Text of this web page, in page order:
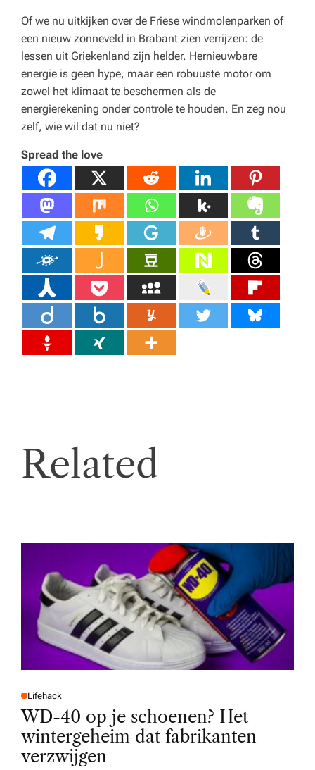
Of we nu uitkijken over de Friese windmolenparken of
een nieuw zonneveld in Brabant zien verrijzen: de
lessen uit Griekenland zijn helder. Hernieuwbare
energie is geen hype, maar een robuuste motor om
zowel het klimaat te beschermen als de
energierekening onder controle te houden. En zeg nou
zelf, wie wil dat nu niet?
Spread the love
Related
P
O
S
E
D
I
N
Lifehack
WD-40 op je schoenen? Het
wintergeheim dat fabrikanten
verzwijgen